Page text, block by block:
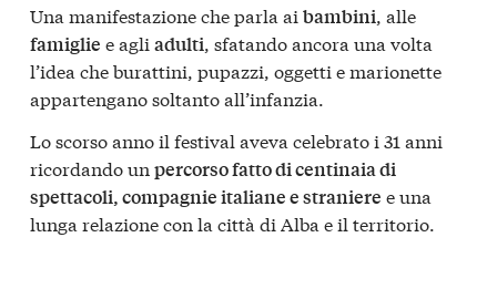
Una manifestazione che parla ai bambini, alle
famiglie e agli adulti, sfatando ancora una volta
l’idea che burattini, pupazzi, oggetti e marionette
appartengano soltanto all’infanzia.
Lo scorso anno il festival aveva celebrato i 31 anni
ricordando un percorso fatto di centinaia di
spettacoli, compagnie italiane e straniere e una
lunga relazione con la città di Alba e il territorio.